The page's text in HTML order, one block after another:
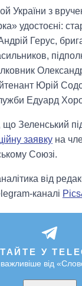
України з
удостоєні:
Герус,
Юрій
Едуард
Зеленський
заявку на
Союзі.
від
каналі
У
від